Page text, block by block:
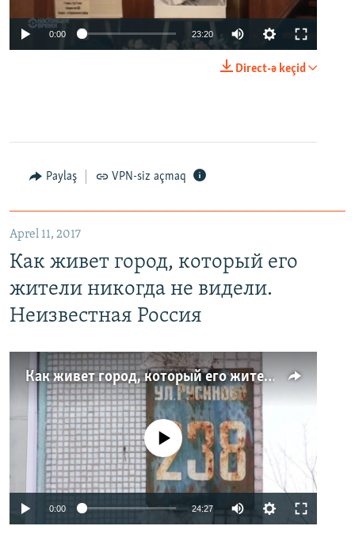
0:00 23:20
Direct-ə keçid
Paylaş VPN-siz açmaq
Aprel 11, 2017
Как живет город, который его
жители никогда не видели.
Неизвестная Россия
Как живет город, который его жители никогда не видели. Неизвестная Россия
No media source currently available
0:00 24:27